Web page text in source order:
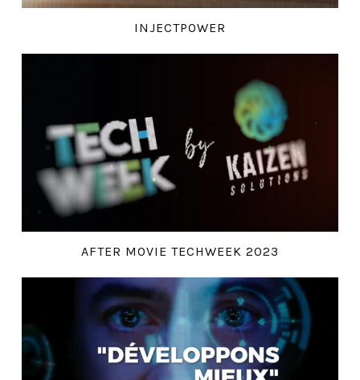
INJECTPOWER
AFTER MOVIE TECHWEEK 2023